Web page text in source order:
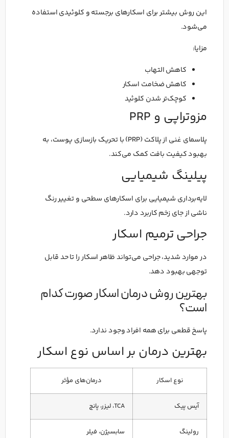
این روش بیشتر برای اسکارهای برجسته و کلوئیدی استفاده
می‌شود.
مزایا:
کاهش التهاب
کاهش ضخامت اسکار
کوچک‌تر شدن کلوئید
مزوتراپی و PRP
پلاسمای غنی از پلاکت (PRP) با تحریک بازسازی پوست، به
بهبود کیفیت بافت کمک می‌کند.
پیلینگ شیمیایی
لایه‌برداری شیمیایی برای اسکارهای سطحی و تغییر رنگ
ناشی از جای زخم کاربرد دارد.
جراحی ترمیم اسکار
در موارد شدید، جراحی می‌تواند ظاهر اسکار را تا حد قابل
توجهی بهبود دهد.
بهترین روش درمان اسکار صورت کدام
است؟
پاسخ قطعی برای همه افراد وجود ندارد.
بهترین درمان بر اساس نوع اسکار
نوع اسکار درمان‌های مؤثر
آیس پیک TCA، لیزر، پانچ
رولینگ سابسیژن، فیلر